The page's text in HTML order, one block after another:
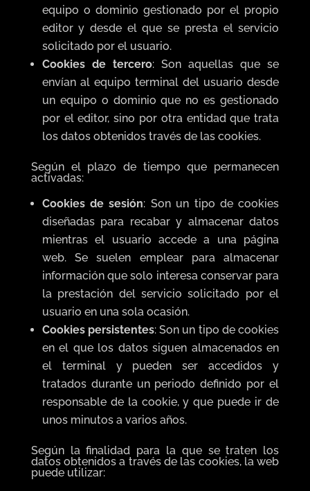
equipo o dominio gestionado por el propio
editor y desde el que se presta el servicio
solicitado por el usuario.
Cookies de tercero: Son aquellas que se
envían al equipo terminal del usuario desde
un equipo o dominio que no es gestionado
por el editor, sino por otra entidad que trata
los datos obtenidos través de las cookies.
Según el plazo de tiempo que permanecen
activadas:
Cookies de sesión: Son un tipo de cookies
diseñadas para recabar y almacenar datos
mientras el usuario accede a una página
web. Se suelen emplear para almacenar
información que solo interesa conservar para
la prestación del servicio solicitado por el
usuario en una sola ocasión.
Cookies persistentes: Son un tipo de cookies
en el que los datos siguen almacenados en
el terminal y pueden ser accedidos y
tratados durante un periodo definido por el
responsable de la cookie, y que puede ir de
unos minutos a varios años.
Según la finalidad para la que se traten los
datos obtenidos a través de las cookies, la web
puede utilizar: